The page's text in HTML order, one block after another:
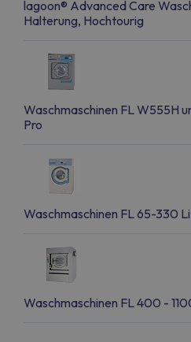
lagoon® Advanced Care
Halterung, Hochtourig
Waschmaschinen FL W555H
Pro
Waschmaschinen FL 65-330
Waschmaschinen FL 400 -